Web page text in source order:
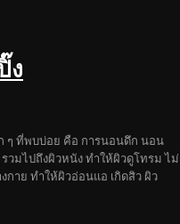
ง
ๆ ที่พบบ่อย คือ การนอนดึก นอน
วมไปถึงผิวหนัง ทำให้ผิวดูโทรม ไม่
กาย ทำให้ผิวอ่อนแอ เกิดสิว ผิว